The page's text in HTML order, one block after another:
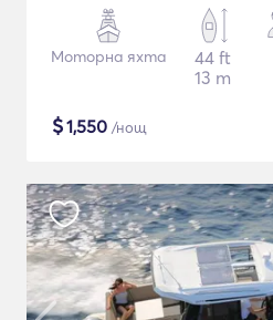
Моторна яхта
44 ft
13 m
$1,550 /нощ